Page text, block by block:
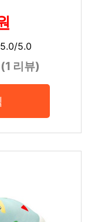
5.0/5.0
(1 리뷰)